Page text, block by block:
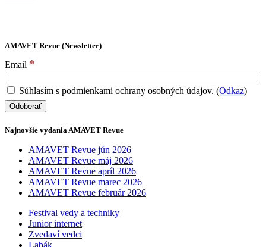
AMAVET Revue (Newsletter)
Email *
Súhlasím s podmienkami ochrany osobných údajov. (Odkaz)
Najnovšie vydania AMAVET Revue
AMAVET Revue jún 2026
AMAVET Revue máj 2026
AMAVET Revue apríl 2026
AMAVET Revue marec 2026
AMAVET Revue február 2026
Festival vedy a techniky
Junior internet
Zvedaví vedci
Labák